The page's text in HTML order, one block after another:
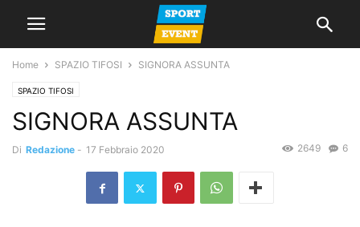
Home SPAZIO TIFOSI SIGNORA ASSUNTA
SPAZIO TIFOSI
SIGNORA ASSUNTA
Di Redazione - 17 Febbraio 2020 6
2649